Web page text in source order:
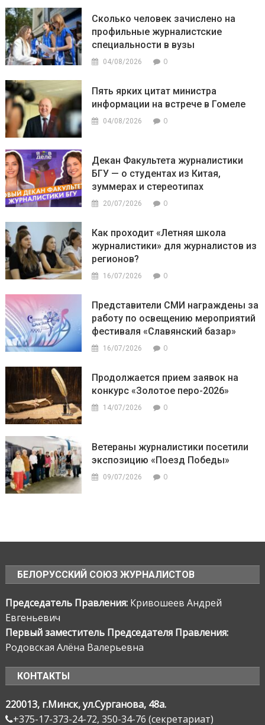
Сколько человек зачислено на
профильные журналистские
специальности в вузы
04/08/2026 0
Пять ярких цитат министра
информации на встрече в Гомеле
04/08/2026 0
Декан Факультета журналистики
БГУ — о студентах из Китая,
зуммерах и стереотипах
20/07/2026 0
Как проходит «Летняя школа
журналистики» для журналистов из
регионов?
16/07/2026 0
Представители СМИ награждены за
работу по освещению мероприятий
фестиваля «Славянский базар»
16/07/2026 0
Продолжается прием заявок на
конкурс «Золотое перо-2026»
14/07/2026 0
Ветераны журналистики посетили
экспозицию «Поезд Победы»
09/07/2026 0
БЕЛОРУССКИЙ СОЮЗ ЖУРНАЛИСТОВ
Председатель Правления: Кривошеев Андрей
Евгеньевич
Первый заместитель Председателя Правления:
Родовская Алёна Валерьевна
КОНТАКТЫ
220013, г.Минск, ул.Сурганова, 48а.
+375-17-373-24-72, 350-34-76 (секретариат)